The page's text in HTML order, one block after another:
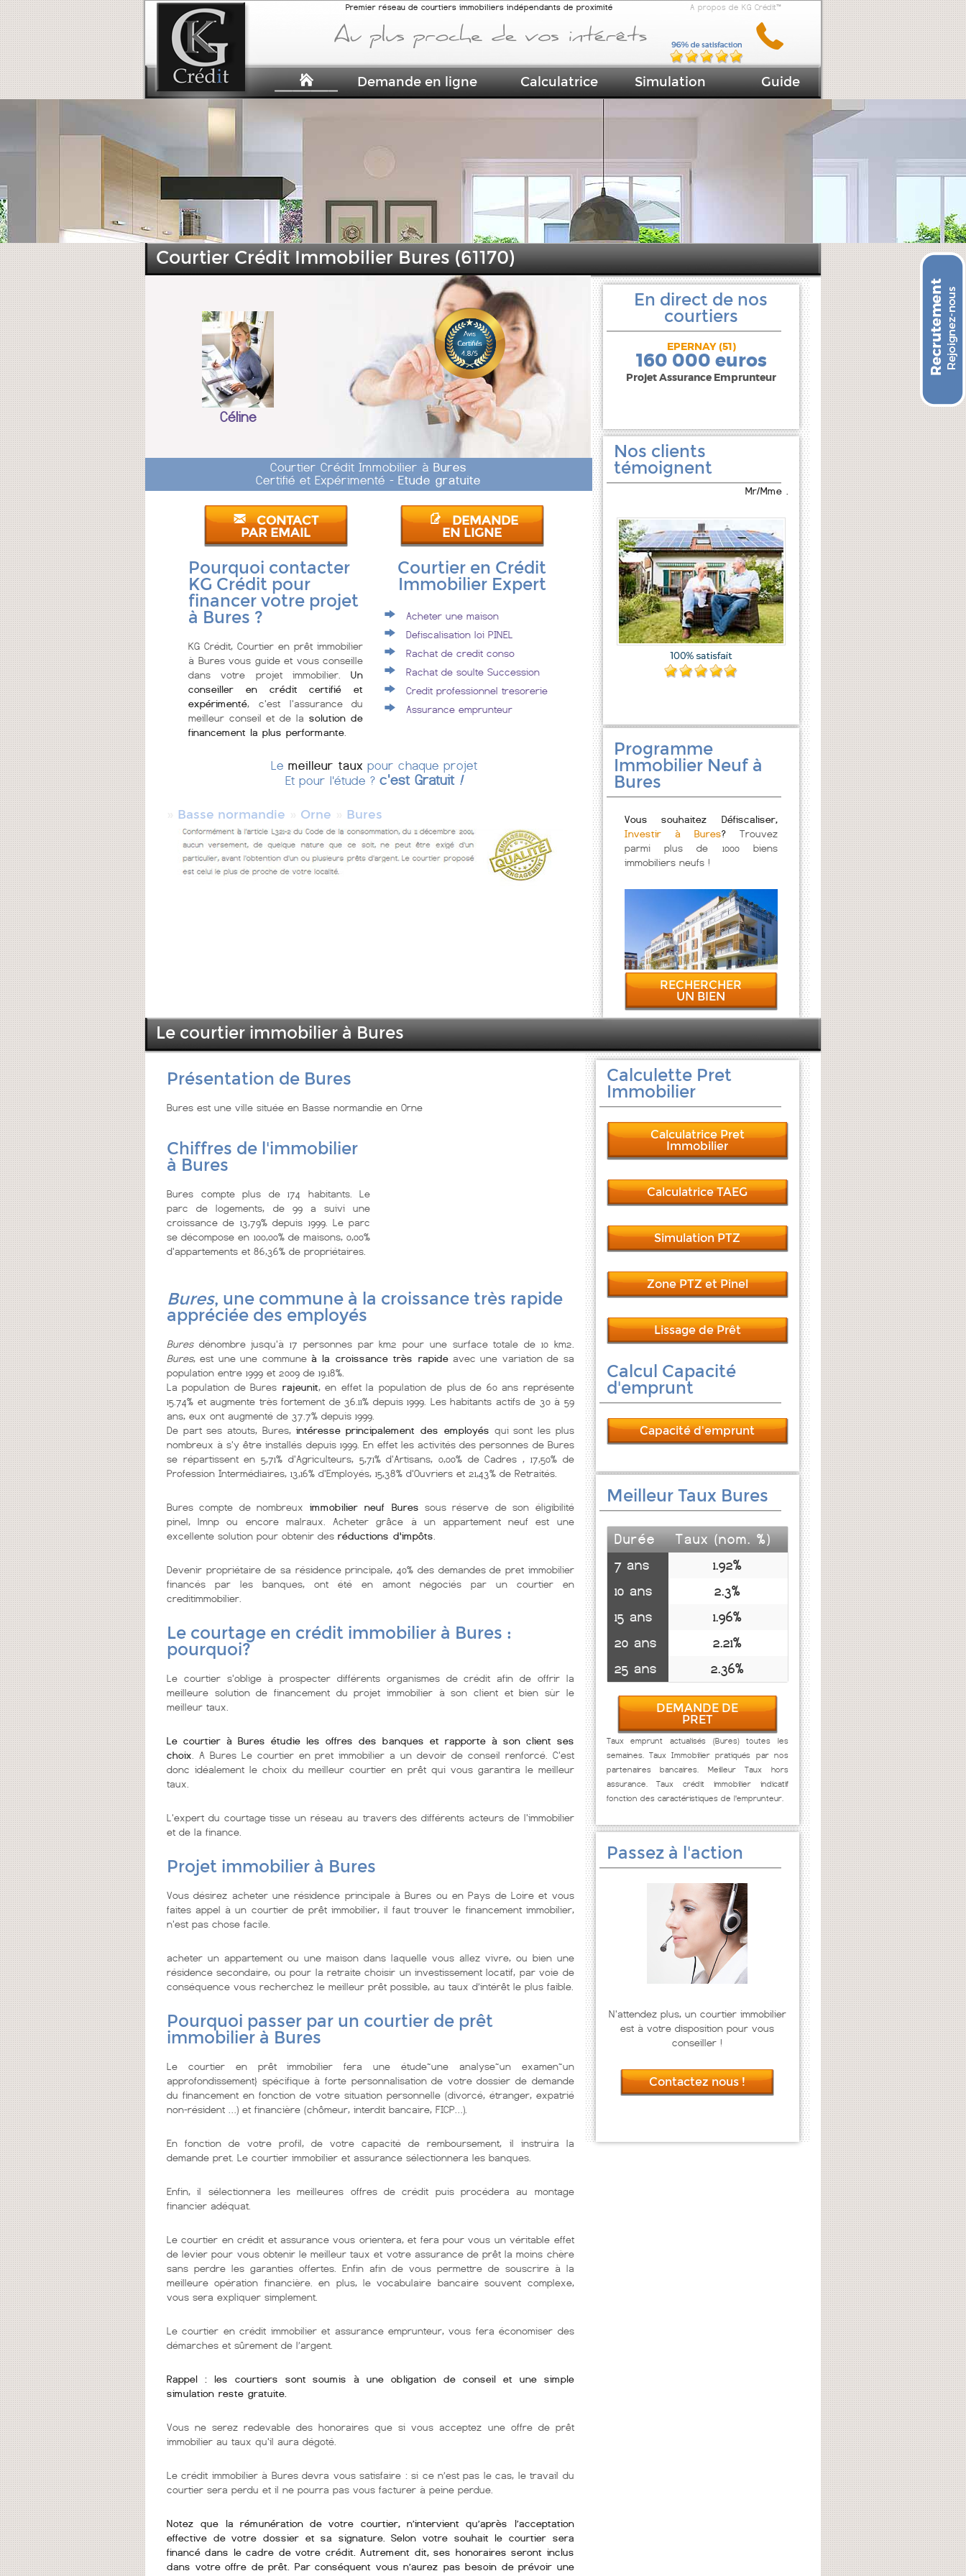
Courtier Crédit Immobilier Bures (61170)
Céline
Courtier Crédit Immobilier àBures
Certifié et Expérimenté -Etude gratuite
CONTACT
PAR EMAIL
DEMANDE
EN LIGNE
Pourquoi contacter
KG Crédit pour
financer votre projet
à Bures ?
KG Crédit, Courtier en prêt immobilier
à Bures vous guide et vous conseille
dans votre projet immobilier.Un
conseiller en crédit certifié et
expérimenté, c'est l'assurance du
meilleur conseil et de la solution de
financement la plus performante
Courtier en Crédit
Immobilier Expert
Acheter une maison
Defiscalisation loi PINEL
Rachat de credit conso
Rachat de soulte Succession
Credit professionnel tresorerie
Assurance emprunteur
Le meilleur taux pour chaque projet
Et pour l'étude ?c'est Gratuit !
Basse normandie Orne Bures
En direct de nos
courtiers
150 000 euros
EPERNAY (51)
160 000 euros
Projet Assurance Emprunteur
240 000 euros
Nos clients
témoignent
Mr/Mme .
Programme
Immobilier Neuf à
Bures
Vous souhaitez Défiscaliser,
Investir à Bures? Trouvez
parmi plus de 1000 biens
immobiliers neufs !
RECHERCHER
UN BIEN
Le courtier immobilier à Bures
Présentation de Bures
Bures est une ville située en Basse normandie en Orne
Chiffres de l'immobilier
à Bures
Bures compte plus de 174 habitants. Le
parc de logements, de 99 a suivi une
croissance de 13,79% depuis 1999. Le parc
se décompose en 100,00% de maisons, 0,00%
d'appartements et 86,36% de propriétaires.
Bures, une commune à la croissance très rapide
appréciée des employés
Buresdénombre jusqu'à 17 personnes par km2 pour une surface totale de 10 km2.
Bures, est une une communeà la croissance très rapideavec une variation de sa
population entre 1999 et 2009 de 19.18%.
La population de Bures rajeunit, en effet la population de plus de 60 ans représente
15.74% et augmente très fortement de 36.11% depuis 1999. Les habitants actifs de 30 à 59
ans, eux ont augmenté de 37.7% depuis 1999.
De part ses atouts, Bures, intéresse principalement des employés qui sont les plus
nombreux à s'y être installés depuis 1999. En effet les activités des personnes de Bures
se répartissent en 5,71% d'Agriculteurs, 5,71% d'Artisans, 0,00% de Cadres , 17,50% de
Profession Intermédiaires, 13,16% d'Employés, 15,38% d'Ouvriers et 21,43% de Retraités.
Bures compte de nombreux immobilier neuf Bures sous réserve de son éligibilité
pinel, lmnp ou encore malraux. Acheter grâce à un appartement neuf est une
excellente solution pour obtenir des réductions d'impôts
Devenir propriétaire de sa résidence principale, 40% des demandes de pret immobilier
financés par les banques, ont été en amont négociés par un courtier en
creditimmobilier.
Le courtage en crédit immobilier à Bures :
pourquoi?
Le courtier s'oblige à prospecter différents organismes de crédit afin de offrir la
meilleure solution de financement du projet immobilier à son client et bien sùr le
meilleur taux.
Le courtier à Bures étudie les offres des banques et rapporte à son client ses
choix . A Bures Le courtier en pret immobilier a un devoir de conseil renforcé. C'est
donc idéalement le choix du meilleur courtier en prêt qui vous garantira le meilleur
taux.
L'expert du courtage tisse un réseau au travers des différents acteurs de l'immobilier
et de la finance.
Projet immobilier à Bures
Vous désirez acheter une résidence principale à Bures ou en Pays de Loire et vous
faites appel à un courtier de prêt immobilier, il faut trouver le financement immobilier,
n'est pas chose facile.
acheter un appartement ou une maison dans laquelle vous allez vivre, ou bien une
résidence secondaire, ou pour la retraite choisir un investissement locatif, par voie de
conséquence vous recherchez le meilleur prêt possible, au taux d’intérêt le plus faible.
Pourquoi passer par un courtier de prêt
immobilier à Bures
Le courtier en prêt immobilier fera une étude~une analyse~un examen~un
approfondissement} spécifique à forte personnalisation de votre dossier de demande
du financement en fonction de votre situation personnelle (divorcé, étranger, expatrié
non-résident …) et financière (chômeur, interdit bancaire, FICP…).
En fonction de votre profil, de votre capacité de remboursement, il instruira la
demande pret. Le courtier immobilier et assurance sélectionnera les banques.
Enfin, il sélectionnera les meilleures offres de crédit puis procédera au montage
financier adéquat.
Le courtier en crédit et assurance vous orientera, et fera pour vous un véritable effet
de levier pour vous obtenir le meilleur taux et votre assurance de prêt la moins chère
sans perdre les garanties offertes. Enfin afin de vous permettre de souscrire à la
meilleure opération financière. en plus, le vocabulaire bancaire souvent complexe,
vous sera expliquer simplement.
Le courtier en crédit immobilier et assurance emprunteur, vous fera économiser des
démarches et sûrement de l’argent.
Rappel : les courtiers sont soumis à une obligation de conseil et une simple
simulation reste gratuite.
Vous ne serez redevable des honoraires que si vous acceptez une offre de prêt
immobilier au taux qu'il aura dégoté.
Le crédit immobilier à Bures devra vous satisfaire : si ce n’est pas le cas, le travail du
courtier sera perdu et il ne pourra pas vous facturer à peine perdue.
Notez que la rémunération de votre courtier, n’intervient qu’après l’acceptation
effective de votre dossier et sa signature. Selon votre souhait le courtier sera
financé dans le cadre de votre crédit. Autrement dit, ses honoraires seront inclus
dans votre offre de prêt. Par conséquent vous n’aurez pas besoin de prévoir une
Calculette Pret
Immobilier
Calculatrice Pret
Immobilier
Calculatrice TAEG
Simulation PTZ
Zone PTZ et Pinel
Lissage de Prêt
Calcul Capacité
d'emprunt
Capacité d'emprunt
Meilleur Taux Bures
Durée
Taux (nom. %)
7 ans
1.92%
10 ans
2.3%
15 ans
1.96%
20 ans
2.21%
25 ans
2.36%
DEMANDE DE
PRET
Taux emprunt actualisés (Bures) toutes les
semaines. Taux Immobilier pratiqués par nos
partenaires bancaires. Meilleur Taux hors
assurance. Taux crédit immobilier indicatif
fonction des caractéristiques de l'emprunteur.
Passez à l'action
N'attendez plus, un courtier immobilier
est à votre disposition pour vous
conseiller !
Contactez nous !
Premier réseau de courtiers immobiliers indépendants de proximité A propos de KG Crédit™
Demande en ligne Calculatrice Simulation Guide